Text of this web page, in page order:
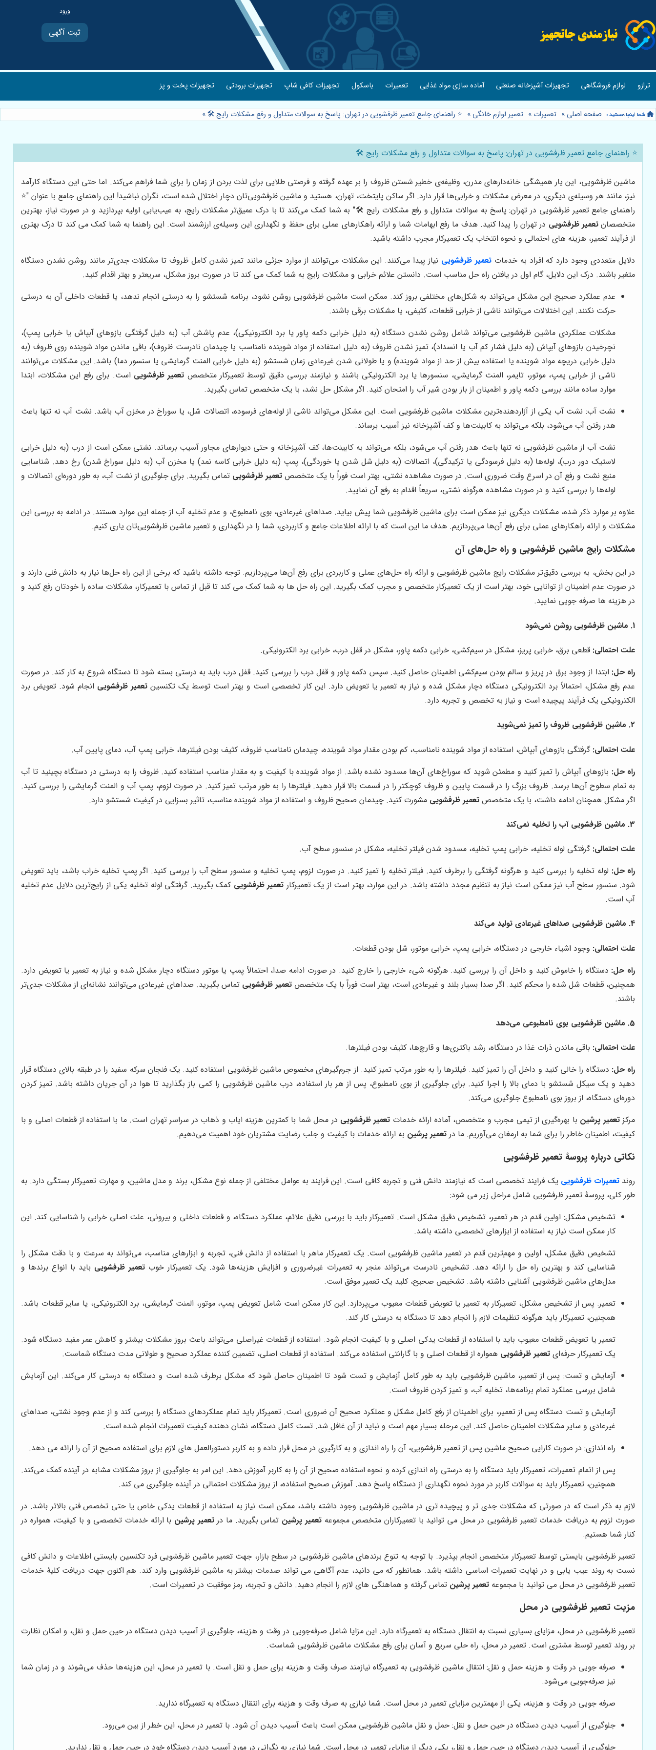
ثبت آگهی
ترازو لوازم فروشگاهی تجهیزات آشپزخانه صنعتی آماده سازی مواد غذایی تعمیرات باسکول تجهیزات کافی شاپ تجهیزات برودتی تجهیزات پخت و پز
صفحه اصلی » تعمیرات » تعمیر لوازم خانگی » ⭐️ راهنمای جامع تعمیر ظرفشویی در تهران: پاسخ به سوالات متداول و رفع مشکلات رایج 🛠️»
⭐️ راهنمای جامع تعمیر ظرفشویی در تهران: پاسخ به سوالات متداول و رفع مشکلات رایج 🛠️
ماشین ظرفشویی، این یار همیشگی خانه‌دارهای مدرن، وظیفه‌ی خطیر شستن ظروف را بر عهده گرفته و فرصتی طلایی برای لذت بردن از زمان را برای شما فراهم می‌کند. اما حتی این دستگاه کارآمد
نیز، مانند هر وسیله‌ی دیگری، در معرض مشکلات و خرابی‌ها قرار دارد. اگر ساکن پایتخت، تهران، هستید و ماشین ظرفشویی‌تان دچار اختلال شده است، نگران نباشید! این راهنمای جامع با عنوان "⭐️
راهنمای جامع تعمیر ظرفشویی در تهران: پاسخ به سوالات متداول و رفع مشکلات رایج 🛠️" به شما کمک می‌کند تا با درک عمیق‌تر مشکلات رایج، به عیب‌یابی اولیه بپردازید و در صورت نیاز، بهترین
متخصصانتعمیر ظرفشویی در تهران را پیدا کنید. هدف ما رفع ابهامات شما و ارائه راهکارهای عملی برای حفظ و نگهداری این وسیله‌ی ارزشمند است. این راهنما به شما کمک می کند تا درک بهتری
از فرآیند تعمیر، هزینه های احتمالی و نحوه انتخاب یک تعمیرکار مجرب داشته باشید.
دلایل متعددی وجود دارد که افراد به خدماتتعمیر ظرفشویی نیاز پیدا می‌کنند. این مشکلات می‌توانند از موارد جزئی مانند تمیز نشدن کامل ظروف تا مشکلات جدی‌تر مانند روشن نشدن دستگاه
متغیر باشند. درک این دلایل، گام اول در یافتن راه حل مناسب است. دانستن علائم خرابی و مشکلات رایج به شما کمک می کند تا در صورت بروز مشکل، سریعتر و بهتر اقدام کنید.
عدم عملکرد صحیح: این مشکل می‌تواند به شکل‌های مختلفی بروز کند. ممکن است ماشین ظرفشویی روشن نشود، برنامه شستشو را به درستی انجام ندهد، یا قطعات داخلی آن به درستی
حرکت نکنند. این اختلالات می‌توانند ناشی از خرابی قطعات، کثیفی، یا مشکلات برقی باشند.
مشکلات عملکردی ماشین ظرفشویی می‌تواند شامل روشن نشدن دستگاه (به دلیل خرابی دکمه پاور یا برد الکترونیکی)، عدم پاشش آب (به دلیل گرفتگی بازوهای آبپاش یا خرابی پمپ)،
نچرخیدن بازوهای آبپاش (به دلیل فشار کم آب یا انسداد)، تمیز نشدن ظروف (به دلیل استفاده از مواد شوینده نامناسب یا چیدمان نادرست ظروف)، باقی ماندن مواد شوینده روی ظروف (به
دلیل خرابی دریچه مواد شوینده یا استفاده بیش از حد از مواد شوینده) و یا طولانی شدن غیرعادی زمان شستشو (به دلیل خرابی المنت گرمایشی یا سنسور دما) باشد. این مشکلات می‌توانند
ناشی از خرابی پمپ، موتور، تایمر، المنت گرمایشی، سنسورها یا برد الکترونیکی باشند و نیازمند بررسی دقیق توسط تعمیرکار متخصص تعمیر ظرفشویی است. برای رفع این مشکلات، ابتدا
موارد ساده مانند بررسی دکمه پاور و اطمینان از باز بودن شیر آب را امتحان کنید. اگر مشکل حل نشد، با یک متخصص تماس بگیرید.
نشت آب: نشت آب یکی از آزاردهنده‌ترین مشکلات ماشین ظرفشویی است. این مشکل می‌تواند ناشی از لوله‌های فرسوده، اتصالات شل، یا سوراخ در مخزن آب باشد. نشت آب نه تنها باعث
هدر رفتن آب می‌شود، بلکه می‌تواند به کابینت‌ها و کف آشپزخانه نیز آسیب برساند.
نشت آب از ماشین ظرفشویی نه تنها باعث هدر رفتن آب می‌شود، بلکه می‌تواند به کابینت‌ها، کف آشپزخانه و حتی دیوارهای مجاور آسیب برساند. نشتی ممکن است از درب (به دلیل خرابی
لاستیک دور درب)، لوله‌ها (به دلیل فرسودگی یا ترکیدگی)، اتصالات (به دلیل شل شدن یا خوردگی)، پمپ (به دلیل خرابی کاسه نمد) یا مخزن آب (به دلیل سوراخ شدن) رخ دهد. شناسایی
منبع نشت و رفع آن در اسرع وقت ضروری است. در صورت مشاهده نشتی، بهتر است فوراً با یک متخصصتعمیر ظرفشویی تماس بگیرید. برای جلوگیری از نشت آب، به طور دوره‌ای اتصالات و
لوله‌ها را بررسی کنید و در صورت مشاهده هرگونه نشتی، سریعاً اقدام به رفع آن نمایید.
علاوه بر موارد ذکر شده، مشکلات دیگری نیز ممکن است برای ماشین ظرفشویی شما پیش بیاید. صداهای غیرعادی، بوی نامطبوع، و عدم تخلیه آب از جمله این موارد هستند. در ادامه به بررسی این
مشکلات و ارائه راهکارهای عملی برای رفع آن‌ها می‌پردازیم. هدف ما این است که با ارائه اطلاعات جامع و کاربردی، شما را در نگهداری و تعمیر ماشین ظرفشویی‌تان یاری کنیم.
مشکلات رایج ماشین ظرفشویی و راه حل‌های آن
در این بخش، به بررسی دقیق‌تر مشکلات رایج ماشین ظرفشویی و ارائه راه حل‌های عملی و کاربردی برای رفع آن‌ها می‌پردازیم. توجه داشته باشید که برخی از این راه حل‌ها نیاز به دانش فنی دارند و
در صورت عدم اطمینان از توانایی خود، بهتر است از یک تعمیرکار متخصص و مجرب کمک بگیرید. این راه حل ها به شما کمک می کند تا قبل از تماس با تعمیرکار، مشکلات ساده را خودتان رفع کنید و
در هزینه ها صرفه جویی نمایید.
1. ماشین ظرفشویی روشن نمی‌شود
علت احتمالی: قطعی برق، خرابی پریز، مشکل در سیم‌کشی، خرابی دکمه پاور، مشکل در قفل درب، خرابی برد الکترونیکی.
راه حل: ابتدا از وجود برق در پریز و سالم بودن سیم‌کشی اطمینان حاصل کنید. سپس دکمه پاور و قفل درب را بررسی کنید. قفل درب باید به درستی بسته شود تا دستگاه شروع به کار کند. در صورت
عدم رفع مشکل، احتمالاً برد الکترونیکی دستگاه دچار مشکل شده و نیاز به تعمیر یا تعویض دارد. این کار تخصصی است و بهتر است توسط یک تکنسینتعمیر ظرفشویی انجام شود. تعویض برد
الکترونیکی یک فرآیند پیچیده است و نیاز به تخصص و تجربه دارد.
2. ماشین ظرفشویی ظروف را تمیز نمی‌شوید
علت احتمالی: گرفتگی بازوهای آبپاش، استفاده از مواد شوینده نامناسب، کم بودن مقدار مواد شوینده، چیدمان نامناسب ظروف، کثیف بودن فیلترها، خرابی پمپ آب، دمای پایین آب.
راه حل: بازوهای آبپاش را تمیز کنید و مطمئن شوید که سوراخ‌های آن‌ها مسدود نشده باشد. از مواد شوینده با کیفیت و به مقدار مناسب استفاده کنید. ظروف را به درستی در دستگاه بچینید تا آب
به تمام سطوح آن‌ها برسد. ظروف بزرگ را در قسمت پایین و ظروف کوچکتر را در قسمت بالا قرار دهید. فیلترها را به طور مرتب تمیز کنید. در صورت لزوم، پمپ آب و المنت گرمایشی را بررسی کنید.
اگر مشکل همچنان ادامه داشت، با یک متخصص تعمیر ظرفشویی مشورت کنید. چیدمان صحیح ظروف و استفاده از مواد شوینده مناسب، تاثیر بسزایی در کیفیت شستشو دارد.
3. ماشین ظرفشویی آب را تخلیه نمی‌کند
علت احتمالی: گرفتگی لوله تخلیه، خرابی پمپ تخلیه، مسدود شدن فیلتر تخلیه، مشکل در سنسور سطح آب.
راه حل: لوله تخلیه را بررسی کنید و هرگونه گرفتگی را برطرف کنید. فیلتر تخلیه را تمیز کنید. در صورت لزوم، پمپ تخلیه و سنسور سطح آب را بررسی کنید. اگر پمپ تخلیه خراب باشد، باید تعویض
شود. سنسور سطح آب نیز ممکن است نیاز به تنظیم مجدد داشته باشد. در این موارد، بهتر است از یک تعمیرکار تعمیر ظرفشویی کمک بگیرید. گرفتگی لوله تخلیه یکی از رایج‌ترین دلایل عدم تخلیه
آب است.
4. ماشین ظرفشویی صداهای غیرعادی تولید می‌کند
علت احتمالی: وجود اشیاء خارجی در دستگاه، خرابی پمپ، خرابی موتور، شل بودن قطعات.
راه حل: دستگاه را خاموش کنید و داخل آن را بررسی کنید. هرگونه شیء خارجی را خارج کنید. در صورت ادامه صدا، احتمالاً پمپ یا موتور دستگاه دچار مشکل شده و نیاز به تعمیر یا تعویض دارد.
همچنین، قطعات شل شده را محکم کنید. اگر صدا بسیار بلند و غیرعادی است، بهتر است فوراً با یک متخصصتعمیر ظرفشویی تماس بگیرید. صداهای غیرعادی می‌توانند نشانه‌ای از مشکلات جدی‌تر
باشند.
5. ماشین ظرفشویی بوی نامطبوعی می‌دهد
علت احتمالی: باقی ماندن ذرات غذا در دستگاه، رشد باکتری‌ها و قارچ‌ها، کثیف بودن فیلترها.
راه حل: دستگاه را خالی کنید و داخل آن را تمیز کنید. فیلترها را به طور مرتب تمیز کنید. از جرم‌گیرهای مخصوص ماشین ظرفشویی استفاده کنید. یک فنجان سرکه سفید را در طبقه بالای دستگاه قرار
دهید و یک سیکل شستشو با دمای بالا را اجرا کنید. برای جلوگیری از بوی نامطبوع، پس از هر بار استفاده، درب ماشین ظرفشویی را کمی باز بگذارید تا هوا در آن جریان داشته باشد. تمیز کردن
دوره‌ای دستگاه، از بروز بوی نامطبوع جلوگیری می‌کند.
مرکزتعمیر پرشین با بهره‌گیری از تیمی مجرب و متخصص، آماده ارائه خدمات تعمیر ظرفشویی در محل شما با کمترین هزینه ایاب و ذهاب در سراسر تهران است. ما با استفاده از قطعات اصلی و با
کیفیت، اطمینان خاطر را برای شما به ارمغان می‌آوریم. ما در تعمیر پرشین به ارائه خدمات با کیفیت و جلب رضایت مشتریان خود اهمیت می‌دهیم.
نکاتی درباره پروسۀ تعمیر ظرفشویی
روندتعمیرات ظرفشویی یک فرایند تخصصی است که نیازمند دانش فنی و تجربه کافی است. این فرایند به عوامل مختلفی از جمله نوع مشکل، برند و مدل ماشین، و مهارت تعمیرکار بستگی دارد. به
طور کلی، پروسۀ تعمیر ظرفشویی شامل مراحل زیر می شود:
تشخیص مشکل: اولین قدم در هر تعمیر، تشخیص دقیق مشکل است. تعمیرکار باید با بررسی دقیق علائم، عملکرد دستگاه، و قطعات داخلی و بیرونی، علت اصلی خرابی را شناسایی کند. این
کار ممکن است نیاز به استفاده از ابزارهای تخصصی داشته باشد.
تشخیص دقیق مشکل، اولین و مهم‌ترین قدم در تعمیر ماشین ظرفشویی است. یک تعمیرکار ماهر با استفاده از دانش فنی، تجربه و ابزارهای مناسب، می‌تواند به سرعت و با دقت مشکل را
شناسایی کند و بهترین راه حل را ارائه دهد. تشخیص نادرست می‌تواند منجر به تعمیرات غیرضروری و افزایش هزینه‌ها شود. یک تعمیرکار خوب تعمیر ظرفشویی باید با انواع برندها و
مدل‌های ماشین ظرفشویی آشنایی داشته باشد. تشخیص صحیح، کلید یک تعمیر موفق است.
تعمیر: پس از تشخیص مشکل، تعمیرکار به تعمیر یا تعویض قطعات معیوب می‌پردازد. این کار ممکن است شامل تعویض پمپ، موتور، المنت گرمایشی، برد الکترونیکی، یا سایر قطعات باشد.
همچنین، تعمیرکار باید هرگونه تنظیمات لازم را انجام دهد تا دستگاه به درستی کار کند.
تعمیر یا تعویض قطعات معیوب باید با استفاده از قطعات یدکی اصلی و با کیفیت انجام شود. استفاده از قطعات غیراصلی می‌تواند باعث بروز مشکلات بیشتر و کاهش عمر مفید دستگاه شود.
یک تعمیرکار حرفه‌ای تعمیر ظرفشویی همواره از قطعات اصلی و با گارانتی استفاده می‌کند. استفاده از قطعات اصلی، تضمین کننده عملکرد صحیح و طولانی مدت دستگاه شماست.
آزمایش و تست: پس از تعمیر، ماشین ظرفشویی باید به طور کامل آزمایش و تست شود تا اطمینان حاصل شود که مشکل برطرف شده است و دستگاه به درستی کار می‌کند. این آزمایش
شامل بررسی عملکرد تمام برنامه‌ها، تخلیه آب، و تمیز کردن ظروف است.
آزمایش و تست دستگاه پس از تعمیر، برای اطمینان از رفع کامل مشکل و عملکرد صحیح آن ضروری است. تعمیرکار باید تمام عملکردهای دستگاه را بررسی کند و از عدم وجود نشتی، صداهای
غیرعادی و سایر مشکلات اطمینان حاصل کند. این مرحله بسیار مهم است و نباید از آن غافل شد. تست کامل دستگاه، نشان دهنده کیفیت تعمیرات انجام شده است.
راه اندازی: در صورت کارایی صحیح ماشین پس از تعمیر ظرفشویی، آن را راه اندازی و به کارگیری در محل قرار داده و به کاربر دستورالعمل های لازم برای استفاده صحیح از آن را ارائه می دهد.
پس از اتمام تعمیرات، تعمیرکار باید دستگاه را به درستی راه اندازی کرده و نحوه استفاده صحیح از آن را به کاربر آموزش دهد. این امر به جلوگیری از بروز مشکلات مشابه در آینده کمک می‌کند.
همچنین، تعمیرکار باید به سوالات کاربر در مورد نحوه نگهداری از دستگاه پاسخ دهد. آموزش صحیح استفاده، از بروز مشکلات احتمالی در آینده جلوگیری می کند.
لازم به ذکر است که در صورتی که مشکلات جدی تر و پیچیده تری در ماشین ظرفشویی وجود داشته باشد، ممکن است نیاز به استفاده از قطعات یدکی خاص یا حتی تخصص فنی بالاتر باشد. در
صورت لزوم به دریافت خدمات تعمیر ظرفشویی در محل می توانید با تعمیرکاران متخصص مجموعهتعمیر پرشین تماس بگیرید. ما درتعمیر پرشین با ارائه خدمات تخصصی و با کیفیت، همواره در
کنار شما هستیم.
تعمیر ظرفشویی بایستی توسط تعمیرکار متخصص انجام بپذیرد. با توجه به تنوع برندهای ماشین ظرفشویی در سطح بازار، جهت تعمیر ماشین ظرفشویی فرد تکنسین بایستی اطلاعات و دانش کافی
نسبت به روند عیب یابی و در نهایت تعمیرات اساسی داشته باشد. همانطور که می دانید، عدم آگاهی می تواند صدمات بیشتر به ماشین ظرفشویی وارد کند. هم اکنون جهت دریافت کلیۀ خدمات
تعمیر ظرفشویی در محل می توانید با مجموعه تعمیر پرشین تماس گرفته و هماهنگی های لازم را انجام دهید. دانش و تجربه، رمز موفقیت در تعمیرات است.
مزیت تعمیر ظرفشویی در محل
تعمیر ظرفشویی در محل، مزایای بسیاری نسبت به انتقال دستگاه به تعمیرگاه دارد. این مزایا شامل صرفه‌جویی در وقت و هزینه، جلوگیری از آسیب دیدن دستگاه در حین حمل و نقل، و امکان نظارت
بر روند تعمیر توسط مشتری است. تعمیر در محل، راه حلی سریع و آسان برای رفع مشکلات ماشین ظرفشویی شماست.
صرفه جویی در وقت و هزینه حمل و نقل: انتقال ماشین ظرفشویی به تعمیرگاه نیازمند صرف وقت و هزینه برای حمل و نقل است. با تعمیر در محل، این هزینه‌ها حذف می‌شوند و در زمان شما
نیز صرفه‌جویی می‌شود.
صرفه جویی در وقت و هزینه، یکی از مهمترین مزایای تعمیر در محل است. شما نیازی به صرف وقت و هزینه برای انتقال دستگاه به تعمیرگاه ندارید.
جلوگیری از آسیب دیدن دستگاه در حین حمل و نقل: حمل و نقل ماشین ظرفشویی ممکن است باعث آسیب دیدن آن شود. با تعمیر در محل، این خطر از بین می‌رود.
جلوگیری از آسیب دیدن دستگاه در حین حمل و نقل، یکی دیگر از مزایای تعمیر در محل است. شما نیازی به نگرانی در مورد آسیب دیدن دستگاه خود در حین حمل و نقل ندارید.